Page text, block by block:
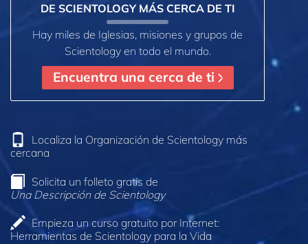
DE SCIENTOLOGY MÁS CERCA DE TI
Hay miles de Iglesias, misiones y grupos de
Scientology en todo el mundo.
Encuentra una cerca de ti
Localiza la Organización de Scientology más
cercana
Solicita un folleto gratis de
Una Descripción de Scientology
Empieza un curso gratuito por Internet:
Herramientas de Scientology para la Vida